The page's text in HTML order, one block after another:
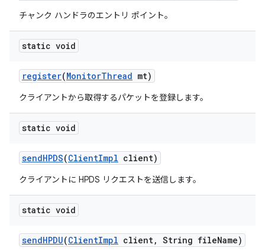
チャンク ハンドラのエントリ ポイント。
static void
register(MonitorThread mt)
クライアントから取得するパケットを登録します。
static void
sendHPDS(ClientImpl client)
クライアントに HPDS リクエストを送信します。
static void
sendHPDU(ClientImpl client, String fileName)